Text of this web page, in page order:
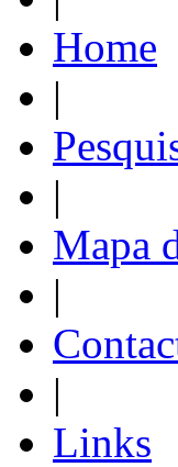
Home
|
|
Mapa
|
|
Links